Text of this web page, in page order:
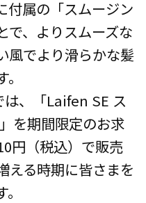
付属の「スムージン
で、よりスムーズな
風でより滑らかな髪
、「Laifen SE ス
を期間限定のお求
円（税込）で販売
える時期に皆さまを